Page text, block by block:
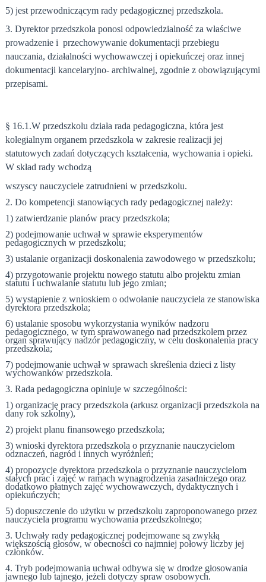
5) jest przewodniczącym rady pedagogicznej przedszkola.
3. Dyrektor przedszkola ponosi odpowiedzialność za właściwe
prowadzenie i przechowywanie dokumentacji przebiegu
nauczania, działalności wychowawczej i opiekuńczej oraz innej
dokumentacji kancelaryjno- archiwalnej, zgodnie z obowiązującymi
przepisami.
§ 16.1.W przedszkolu działa rada pedagogiczna, która jest
kolegialnym organem przedszkola w zakresie realizacji jej
statutowych zadań dotyczących kształcenia, wychowania i opieki.
W skład rady wchodzą
wszyscy nauczyciele zatrudnieni w przedszkolu.
2. Do kompetencji stanowiących rady pedagogicznej należy:
1) zatwierdzanie planów pracy przedszkola;
2) podejmowanie uchwał w sprawie eksperymentów
pedagogicznych w przedszkolu;
3) ustalanie organizacji doskonalenia zawodowego w przedszkolu;
4) przygotowanie projektu nowego statutu albo projektu zmian
statutu i uchwalanie statutu lub jego zmian;
5) wystąpienie z wnioskiem o odwołanie nauczyciela ze stanowiska
dyrektora przedszkola;
6) ustalanie sposobu wykorzystania wyników nadzoru
pedagogicznego, w tym sprawowanego nad przedszkolem przez
organ sprawujący nadzór pedagogiczny, w celu doskonalenia pracy
przedszkola;
7) podejmowanie uchwał w sprawach skreślenia dzieci z listy
wychowanków przedszkola.
3. Rada pedagogiczna opiniuje w szczególności:
1) organizację pracy przedszkola (arkusz organizacji przedszkola na
dany rok szkolny),
2) projekt planu finansowego przedszkola;
3) wnioski dyrektora przedszkola o przyznanie nauczycielom
odznaczeń, nagród i innych wyróżnień;
4) propozycje dyrektora przedszkola o przyznanie nauczycielom
stałych prac i zajęć w ramach wynagrodzenia zasadniczego oraz
dodatkowo płatnych zajęć wychowawczych, dydaktycznych i
opiekuńczych;
5) dopuszczenie do użytku w przedszkolu zaproponowanego przez
nauczyciela programu wychowania przedszkolnego;
3. Uchwały rady pedagogicznej podejmowane są zwykłą
większością głosów, w obecności co najmniej połowy liczby jej
członków.
4. Tryb podejmowania uchwał odbywa się w drodze głosowania
jawnego lub tajnego, jeżeli dotyczy spraw osobowych.